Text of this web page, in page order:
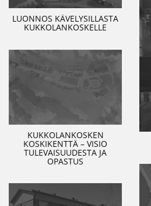
LUONNOS KÄVELYSILLASTA
KUKKOLANKOSKELLE
KUKKOLANKOSKEN
KOSKIKENTTÄ – VISIO
TULEVAISUUDESTA JA
OPASTUS